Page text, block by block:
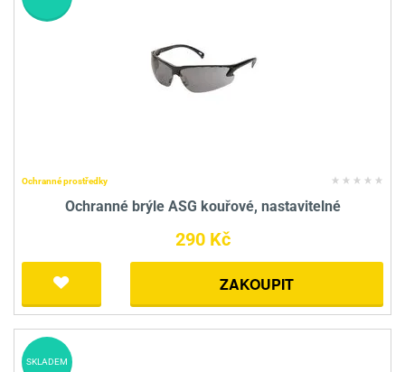
Ochranné prostředky
Ochranné brýle ASG kouřové, nastavitelné
290 Kč
ZAKOUPIT
SKLADEM